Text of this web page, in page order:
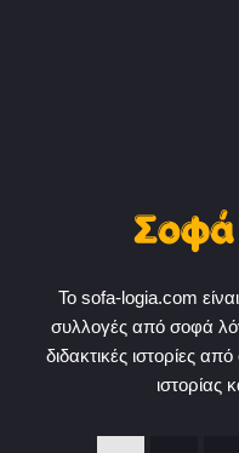
Το sofa-logia.com
συλλογές από σοφά
διδακτικές ιστορίες
ιστορίας